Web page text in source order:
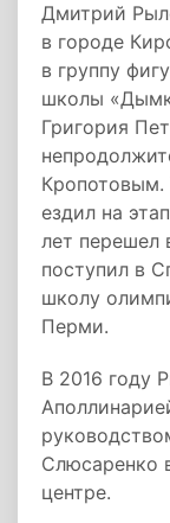
Дмитрий
в городе
в группу
школы
Григория
Кропотовым.
ездил на
лет перешел
поступил в
школу
Перми.
В 2016 году
Слюсаренко
центре.